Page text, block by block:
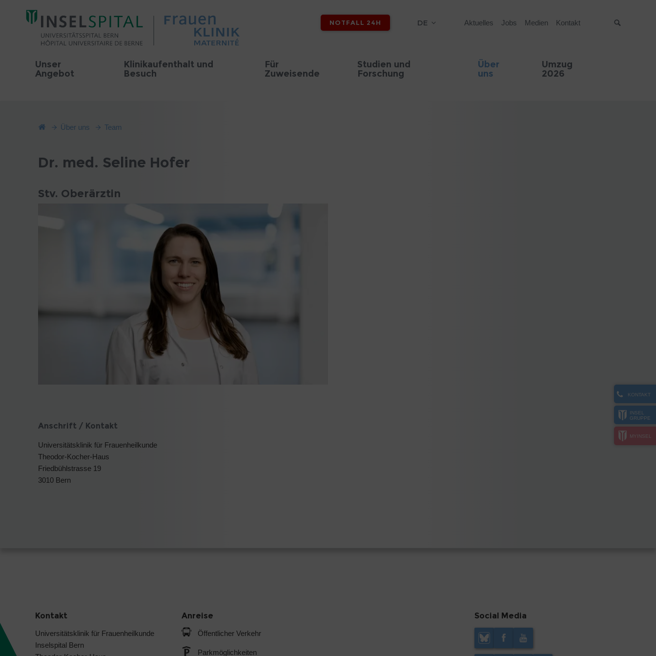
NOTFALL 24H DE Aktuelles Jobs Medien Kontakt
Unser
Angebot
Klinikaufenthalt und
Besuch
Für
Zuweisende
Studien und
Forschung
Über
uns
Umzug
2026
KONTAKT
INSEL
GRUPPE
MYINSEL
Über uns Team
Dr. med. Seline Hofer
Stv. Oberärztin
Anschrift / Kontakt
Universitätsklinik für Frauenheilkunde
Theodor-Kocher-Haus
Friedbühlstrasse 19
3010 Bern
Kontakt
Universitätsklinik für Frauenheilkunde
Inselspital Bern
Anreise
Öffentlicher Verkehr
Parkmöglichkeiten
Social Media